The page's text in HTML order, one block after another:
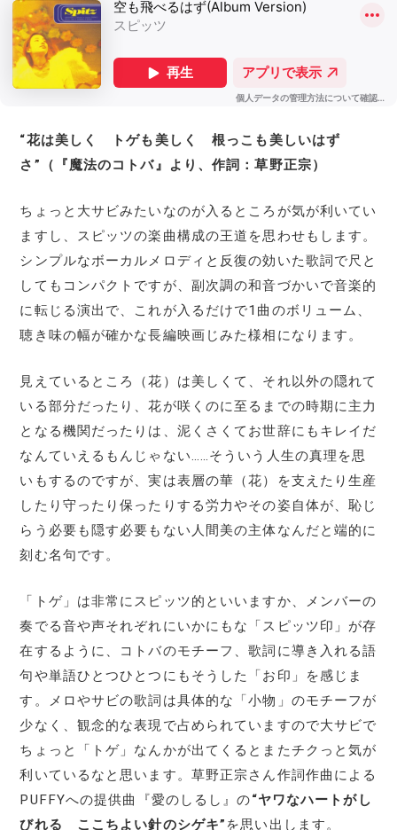
“花は美しく トゲも美しく 根っこも美しいはず
さ”（『魔法のコトバ』より、作詞：草野正宗）
ちょっと大サビみたいなのが入るところが気が利いてい
ますし、スピッツの楽曲構成の王道を思わせもします。
シンプルなボーカルメロディと反復の効いた歌詞で尺と
してもコンパクトですが、副次調の和音づかいで音楽的
に転じる演出で、これが入るだけで1曲のボリューム、
聴き味の幅が確かな長編映画じみた様相になります。
見えているところ（花）は美しくて、それ以外の隠れて
いる部分だったり、花が咲くのに至るまでの時期に主力
となる機関だったりは、泥くさくてお世辞にもキレイだ
なんていえるもんじゃない……そういう人生の真理を思
いもするのですが、実は表層の華（花）を支えたり生産
したり守ったり保ったりする労力やその姿自体が、恥じ
らう必要も隠す必要もない人間美の主体なんだと端的に
刻む名句です。
「トゲ」は非常にスピッツ的といいますか、メンバーの
奏でる音や声それぞれにいかにもな「スピッツ印」が存
在するように、コトバのモチーフ、歌詞に導き入れる語
句や単語ひとつひとつにもそうした「お印」を感じま
す。メロやサビの歌詞は具体的な「小物」のモチーフが
少なく、観念的な表現で占められていますので大サビで
ちょっと「トゲ」なんかが出てくるとまたチクっと気が
利いているなと思います。草野正宗さん作詞作曲による
PUFFYへの提供曲『愛のしるし』の“ヤワなハートがし
びれる ここちよい針のシゲキ” を思い出します。